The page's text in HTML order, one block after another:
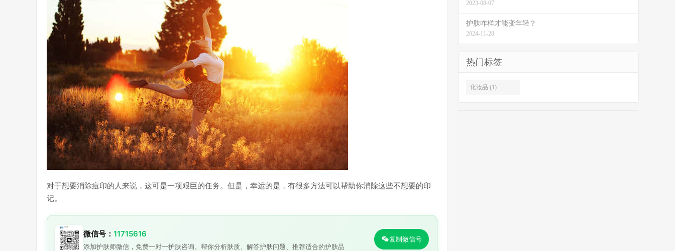
对于想要消除痘印的人来说，这可是一项艰巨的任务。但是，幸运的是，有很多方法可以帮助你消除这些不想要的印
记。
微信号： 11715616
添加护肤师微信，免费一对一护肤咨询。帮你分析肤质、解答护肤问题、推荐适合的护肤品
复制微信号
2023-08-07
护肤咋样才能变年轻？
2024-11-28
热门标签
化妆品 (1)